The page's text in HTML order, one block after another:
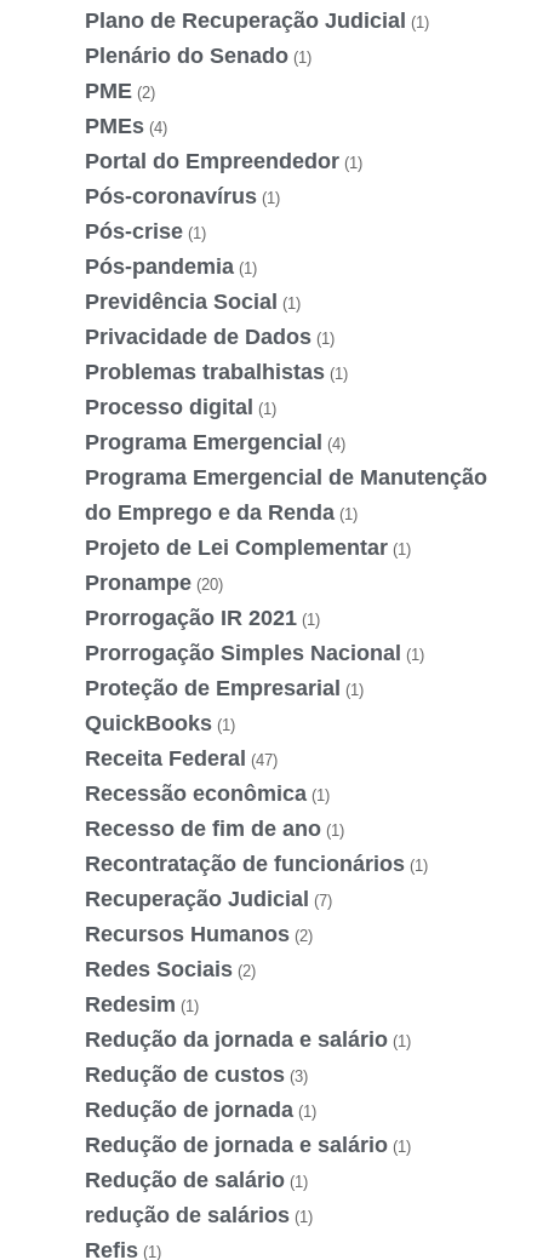
Plano de Recuperação Judicial (1)
Plenário do Senado (1)
PME (2)
PMEs (4)
Portal do Empreendedor (1)
Pós-coronavírus (1)
Pós-crise (1)
Pós-pandemia (1)
Previdência Social (1)
Privacidade de Dados (1)
Problemas trabalhistas (1)
Processo digital (1)
Programa Emergencial (4)
Programa Emergencial de Manutenção
do Emprego e da Renda (1)
Projeto de Lei Complementar (1)
Pronampe (20)
Prorrogação IR 2021 (1)
Prorrogação Simples Nacional (1)
Proteção de Empresarial (1)
QuickBooks (1)
Receita Federal (47)
Recessão econômica (1)
Recesso de fim de ano (1)
Recontratação de funcionários (1)
Recuperação Judicial (7)
Recursos Humanos (2)
Redes Sociais (2)
Redesim (1)
Redução da jornada e salário (1)
Redução de custos (3)
Redução de jornada (1)
Redução de jornada e salário (1)
Redução de salário (1)
redução de salários (1)
Refis (1)